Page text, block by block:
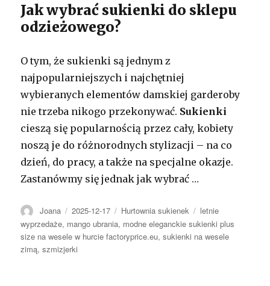
Jak wybrać sukienki do sklepu
odzieżowego?
O tym, że sukienki są jednym z
najpopularniejszych i najchętniej
wybieranych elementów damskiej garderoby
nie trzeba nikogo przekonywać. Sukienki
cieszą się popularnością przez cały, kobiety
noszą je do różnorodnych stylizacji – na co
dzień, do pracy, a także na specjalne okazje.
Zastanówmy się jednak jak wybrać …
Autor
Joana Opublikowano
2025-12-17 Kategorie
Hurtownia sukienek Tagi
letnie
wyprzedaże, mango ubrania, modne eleganckie sukienki plus
size na wesele w hurcie factoryprice.eu,sukienki na wesele
zimą,szmizjerki